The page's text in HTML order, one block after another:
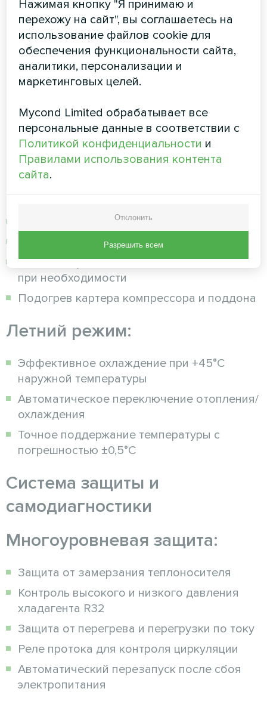
Широкий рабочий
диапазон и надежность
Работа при экстремальных
температурах
В отличие от обычныхтепловых насосов
BeeSmart All-in-Oneэффективно работает:
Рабочий диапазон до -15°C
COP 3.27 при -10°C наружной температуры
Интеллектуальная система оттайки только
при необходимости
Подогрев картера компрессора и поддона
Летний режим:
Эффективное охлаждение при +45°C
наружной температуры
Автоматическое переключение отопления/
охлаждения
Точное поддержание температуры с
погрешностью ±0,5°C
Система защиты и
самодиагностики
Многоуровневая защита:
Защита от замерзания теплоносителя
Контроль высокого и низкого давления
хладагента R32
Защита от перегрева и перегрузки по току
Реле протока для контроля циркуляции
Автоматический перезапуск после сбоя
электропитания
Нажимая кнопку "Я принимаю и
перехожу на сайт", вы соглашаетесь на
использование файлов cookie для
обеспечения функциональности сайта,
аналитики, персонализации и
маркетинговых целей.
Mycond Limited обрабатывает все
персональные данные в соответствии с
Политикой конфиденциальности и
Правилами использования контента
сайта.
Отклонить
Разрешить всем